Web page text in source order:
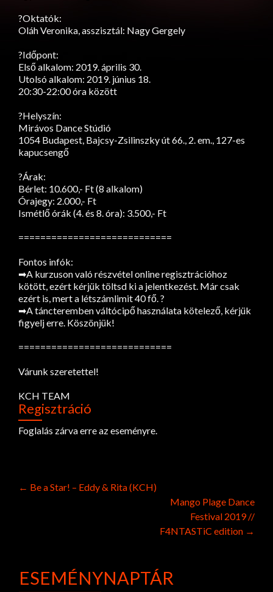
?Oktatók:
Oláh Veronika, asszisztál: Nagy Gergely
?Időpont:
Első alkalom: 2019. április 30.
Utolsó alkalom: 2019. június 18.
20:30-22:00 óra között
?Helyszín:
Mirávos Dance Stúdió
1054 Budapest, Bajcsy-Zsilinszky út 66., 2. em., 127-es
kapucsengő
?Árak:
Bérlet: 10.600,- Ft (8 alkalom)
Órajegy: 2.000,- Ft
Ismétlő órák (4. és 8. óra): 3.500,- Ft
============================
Fontos infók:
➡A kurzuson való részvétel online regisztrációhoz
kötött, ezért kérjük töltsd ki a jelentkezést. Már csak
ezért is, mert a létszámlimit 40 fő. ?
➡A táncteremben váltócipő használata kötelező, kérjük
figyelj erre. Köszönjük!
============================
Várunk szeretettel!
KCH TEAM
Regisztráció
Foglalás zárva erre az eseményre.
Post
← Be a Star! – Eddy & Rita (KCH)
Mango Plage Dance
Festival 2019 //
F4NTASTiC edition →
ESEMÉNYNAPTÁR